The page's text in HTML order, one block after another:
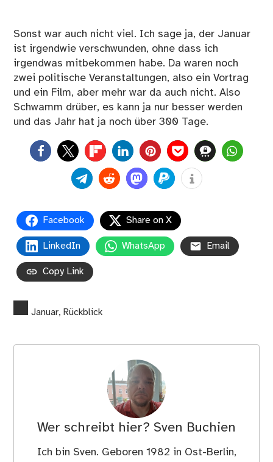
Sonst war auch nicht viel. Ich sage ja, der Januar
ist irgendwie verschwunden, ohne dass ich
irgendwas mitbekommen habe. Da waren noch
zwei politische Veranstaltungen, also ein Vortrag
und ein Film, aber mehr war da auch nicht. Also
Schwamm drüber, es kann ja nur besser werden
und das Jahr hat ja noch über 300 Tage.
0
Facebook Share on X
LinkedIn WhatsApp Email
Copy Link
Januar, Rückblick
Wer schreibt hier? Sven Buchien
Ich bin Sven. Geboren 1982 in Ost-Berlin,